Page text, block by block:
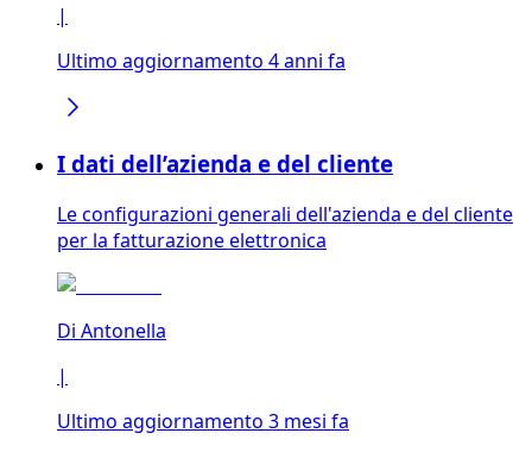
|
Ultimo aggiornamento 4 anni fa
I dati dell’azienda e del cliente
Le configurazioni generali dell'azienda e del cliente
per la fatturazione elettronica
Di Antonella
|
Ultimo aggiornamento 3 mesi fa